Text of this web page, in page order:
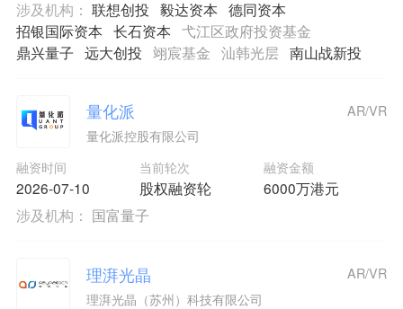
涉及机构： 联想创投 毅达资本 德同资本
招银国际资本 长石资本 弋江区政府投资基金
鼎兴量子 远大创投 翊宸基金 汕韩光层 南山战新投
量化派
量化派控股有限公司
融资时间
2026-07-10
当前轮次
股权融资轮
融资金额
6000万港元
AR/VR
涉及机构： 国富量子
理湃光晶
理湃光晶（苏州）科技有限公司
AR/VR